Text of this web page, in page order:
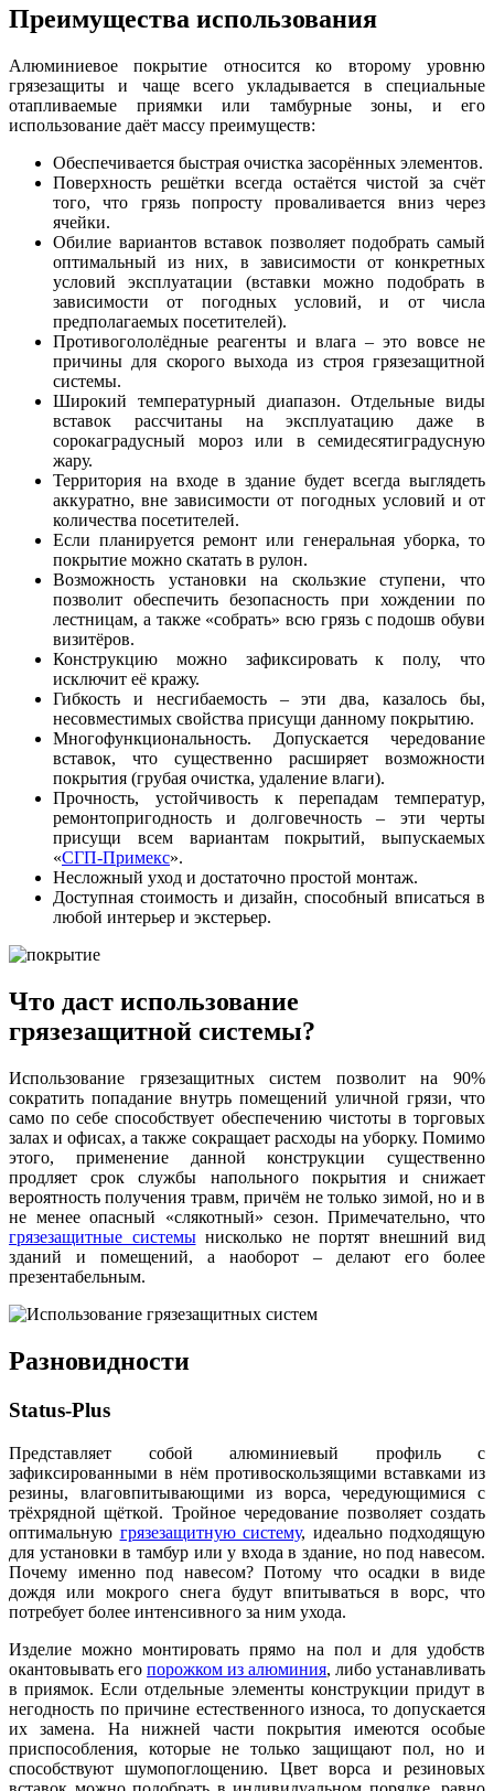
Преимущества использования
Алюминиевое покрытие относится ко второму уровню
грязезащиты и чаще всего укладывается в специальные
отапливаемые приямки или тамбурные зоны, и его
использование даёт массу преимуществ:
Обеспечивается быстрая очистка засорённых элементов.
Поверхность решётки всегда остаётся чистой за счёт
того, что грязь попросту проваливается вниз через
ячейки.
Обилие вариантов вставок позволяет подобрать самый
оптимальный из них, в зависимости от конкретных
условий эксплуатации (вставки можно подобрать в
зависимости от погодных условий, и от числа
предполагаемых посетителей).
Противогололёдные реагенты и влага – это вовсе не
причины для скорого выхода из строя грязезащитной
системы.
Широкий температурный диапазон. Отдельные виды
вставок рассчитаны на эксплуатацию даже в
сорокаградусный мороз или в семидесятиградусную
жару.
Территория на входе в здание будет всегда выглядеть
аккуратно, вне зависимости от погодных условий и от
количества посетителей.
Если планируется ремонт или генеральная уборка, то
покрытие можно скатать в рулон.
Возможность установки на скользкие ступени, что
позволит обеспечить безопасность при хождении по
лестницам, а также «собрать» всю грязь с подошв обуви
визитёров.
Конструкцию можно зафиксировать к полу, что
исключит её кражу.
Гибкость и несгибаемость – эти два, казалось бы,
несовместимых свойства присущи данному покрытию.
Многофункциональность. Допускается чередование
вставок, что существенно расширяет возможности
покрытия (грубая очистка, удаление влаги).
Прочность, устойчивость к перепадам температур,
ремонтопригодность и долговечность – эти черты
присущи всем вариантам покрытий, выпускаемых
«СГП-Примекс».
Несложный уход и достаточно простой монтаж.
Доступная стоимость и дизайн, способный вписаться в
любой интерьер и экстерьер.
Что даст использование
грязезащитной системы?
Использование грязезащитных систем позволит на 90%
сократить попадание внутрь помещений уличной грязи, что
само по себе способствует обеспечению чистоты в торговых
залах и офисах, а также сокращает расходы на уборку. Помимо
этого, применение данной конструкции существенно
продляет срок службы напольного покрытия и снижает
вероятность получения травм, причём не только зимой, но и в
не менее опасный «слякотный» сезон. Примечательно, что
грязезащитные системынисколько не портят внешний вид
зданий и помещений, а наоборот – делают его более
презентабельным.
Разновидности
Status-Plus
Представляет собой алюминиевый профиль с
зафиксированными в нём противоскользящими вставками из
резины, влаговпитывающими из ворса, чередующимися с
трёхрядной щёткой. Тройное чередование позволяет создать
оптимальную грязезащитную систему, идеально подходящую
для установки в тамбур или у входа в здание, но под навесом.
Почему именно под навесом? Потому что осадки в виде
дождя или мокрого снега будут впитываться в ворс, что
потребует более интенсивного за ним ухода.
Изделие можно монтировать прямо на пол и для удобств
окантовывать его порожком из алюминия, либо устанавливать
в приямок. Если отдельные элементы конструкции придут в
негодность по причине естественного износа, то допускается
их замена. На нижней части покрытия имеются особые
приспособления, которые не только защищают пол, но и
способствуют шумопоглощению. Цвет ворса и резиновых